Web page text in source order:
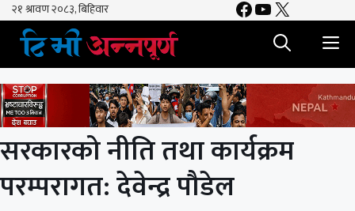
Skip
content
Facebook
YouTube
X
सरकारको नीति तथा कार्यक्रम
परम्परागत: देवेन्द्र पौडेल